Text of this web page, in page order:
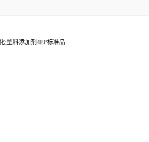
;塑料添加剂4EP标准品